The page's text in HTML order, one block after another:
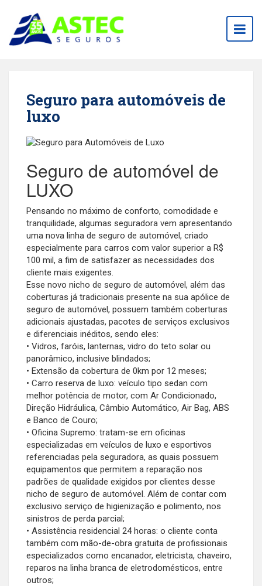
Seguro para automóveis de
luxo
Seguro de automóvel de
LUXO
Pensando no máximo de conforto, comodidade e
tranquilidade, algumas seguradora vem apresentando
uma nova linha de seguro de automóvel, criado
especialmente para carros com valor superior a R$
100 mil, a fim de satisfazer as necessidades dos
cliente mais exigentes.
Esse novo nicho de seguro de automóvel, além das
coberturas já tradicionais presente na sua apólice de
seguro de automóvel, possuem também coberturas
adicionais ajustadas, pacotes de serviços exclusivos
e diferenciais inéditos, sendo eles:
• Vidros, faróis, lanternas, vidro do teto solar ou
panorâmico, inclusive blindados;
• Extensão da cobertura de 0km por 12 meses;
• Carro reserva de luxo: veículo tipo sedan com
melhor potência de motor, com Ar Condicionado,
Direção Hidráulica, Câmbio Automático, Air Bag, ABS
e Banco de Couro;
• Oficina Supremo: tratam-se em oficinas
especializadas em veículos de luxo e esportivos
referenciadas pela seguradora, as quais possuem
equipamentos que permitem a reparação nos
padrões de qualidade exigidos por clientes desse
nicho de seguro de automóvel. Além de contar com
exclusivo serviço de higienização e polimento, nos
sinistros de perda parcial;
• Assistência residencial 24 horas: o cliente conta
também com mão-de-obra gratuita de profissionais
especializados como encanador, eletricista, chaveiro,
reparos na linha branca de eletrodomésticos, entre
outros;